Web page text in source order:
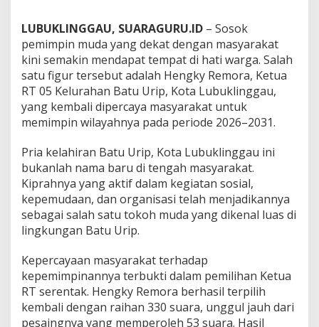
B
a
t
u
U
r
i
p
o
s
e
n
y
a
g
n
e
r
i
LUBUKLINGGAU, SUARAGURU.ID – Sosok
pemimpin muda yang dekat dengan masyarakat
kini semakin mendapat tempat di hati warga. Salah
satu figur tersebut adalah Hengky Remora, Ketua
RT 05 Kelurahan Batu Urip, Kota Lubuklinggau,
yang kembali dipercaya masyarakat untuk
memimpin wilayahnya pada periode 2026–2031.
Pria kelahiran Batu Urip, Kota Lubuklinggau ini
bukanlah nama baru di tengah masyarakat.
Kiprahnya yang aktif dalam kegiatan sosial,
kepemudaan, dan organisasi telah menjadikannya
sebagai salah satu tokoh muda yang dikenal luas di
lingkungan Batu Urip.
Kepercayaan masyarakat terhadap
kepemimpinannya terbukti dalam pemilihan Ketua
RT serentak. Hengky Remora berhasil terpilih
kembali dengan raihan 330 suara, unggul jauh dari
pesaingnya yang memperoleh 53 suara. Hasil